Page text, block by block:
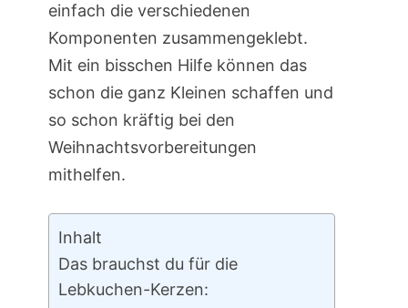
einfach die verschiedenen
Komponenten zusammengeklebt.
Mit ein bisschen Hilfe können das
schon die ganz Kleinen schaffen und
so schon kräftig bei den
Weihnachtsvorbereitungen
mithelfen.
Inhalt
Das brauchst du für die
Lebkuchen-Kerzen: